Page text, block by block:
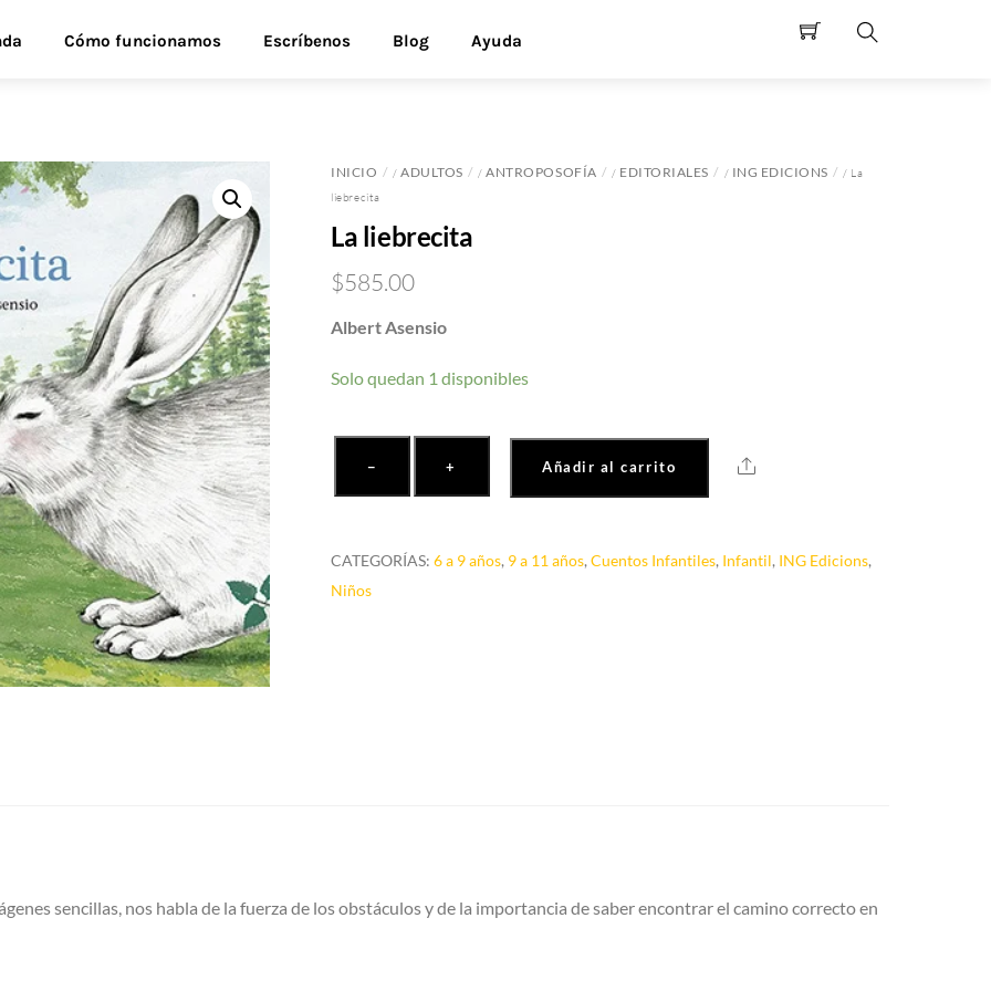
Cómo funcionamos Escríbenos Blog Ayuda
INICIO /ADULTOS /ANTROPOSOFÍA / EDITORIALES / ING EDICIONS
/ La
liebrecita
La liebrecita
$585.00
Albert Asensio
Solo quedan 1 disponibles
− + Añadir al carrito Share
CATEGORÍAS:6 a 9 años, 9 a 11 años,Cuentos Infantiles, Infantil, ING Edicions,
Niños
sencillas, nos habla de la fuerza de los obstáculos y de la importancia de saber encontrar el camino correcto en